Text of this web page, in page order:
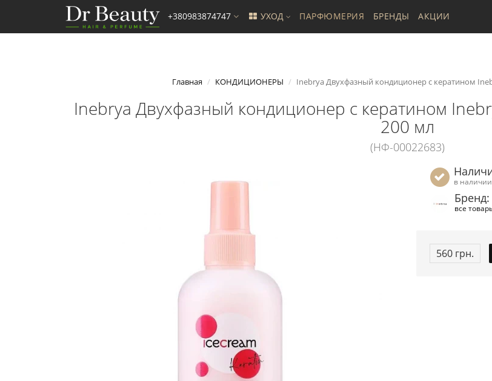
+380983874747 УХОД ПАРФЮМЕРИЯ БРЕНДЫ АКЦИИ
Главная КОНДИЦИОНЕРЫ Inebrya Двухфазный кондиционер с кератином
Inebrya Двухфазный кондиционер с кератином
200 мл
(НФ-00022683)
в наличии
все
560 грн.